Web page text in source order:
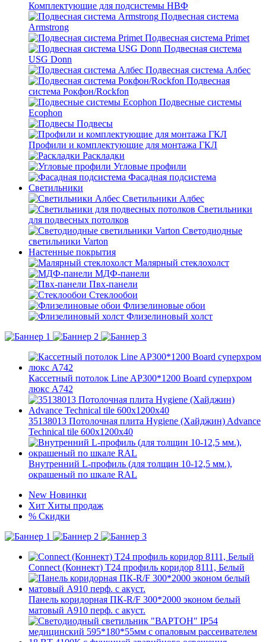
Комплектующие для подсистемы НВФ
Подвесная система
Armstrong
Подвесная система Primet
Подвесная система
USG Donn
Подвесная система Албес
Подвесная
система Рокфон/Rockfon
Подвесные системы
Ecophon
Подвесы
Профили и комплектующие для монтажа ГКЛ
Раскладки
Угловые профили
Фасадная подсистема
Светильники
Светильники Албес
Светильники
для подвесных потолков
Светодиодные
светильники Varton
Настенные покрытия
Малярный стеклохолст
МДФ-панели
Пвх-панели
Стеклообои
Флизелиновые обои
Флизелиновый холст
Кассетный потолок Line AP300*1200 Board суперхром
люкс А742
35138013 Потолочная плита Hygiene (Хайджин) Advance
Technical tile 600x1200x40
Внутренний L-профиль (для толщин 10-12,5 мм.),
окрашеный по шкале RAL
New Новинки
Хит Хиты продаж
% Скидки
Connect (Коннект) T24 профиль коридор 8111, Белый
Панель коридорная ПК-R/F 300*2000 эконом белый
матовый А910 перф. с акуст.